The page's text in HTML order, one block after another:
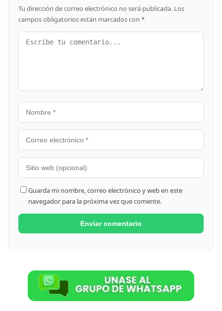
Tu dirección de correo electrónico no será publicada. Los
campos obligatorios están marcados con *
Guarda mi nombre, correo electrónico y web en este
navegador para la próxima vez que comente.